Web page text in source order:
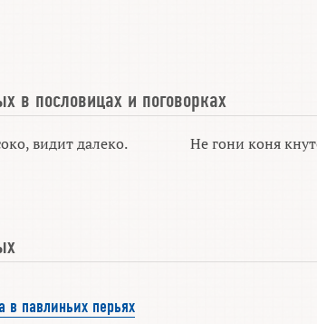
в пословицах и поговорках
видит далеко. Не гони коня
в павлиньих перьях